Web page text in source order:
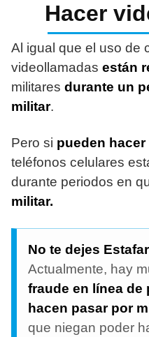
Hacer
Al igual que el uso de
videollamadas están
militares durante un
militar.
Pero si pueden
teléfonos celulares
durante periodos en
militar.
No te dejes
Actualmente, hay
fraude en línea de
hacen pasar por
que niegan poder